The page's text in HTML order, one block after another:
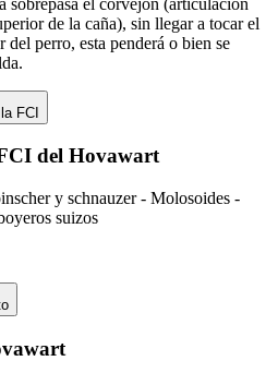
de la caña), sin llegar a tocar el
perro, esta penderá o bien se
FCI
del Hovawart
y schnauzer - Molosoides -
suizos